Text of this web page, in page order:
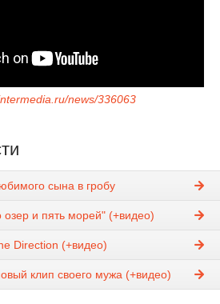
news/336063
сына в гробу
и пять морей" (+видео)
Direction (+видео)
клип своего мужа (+видео)